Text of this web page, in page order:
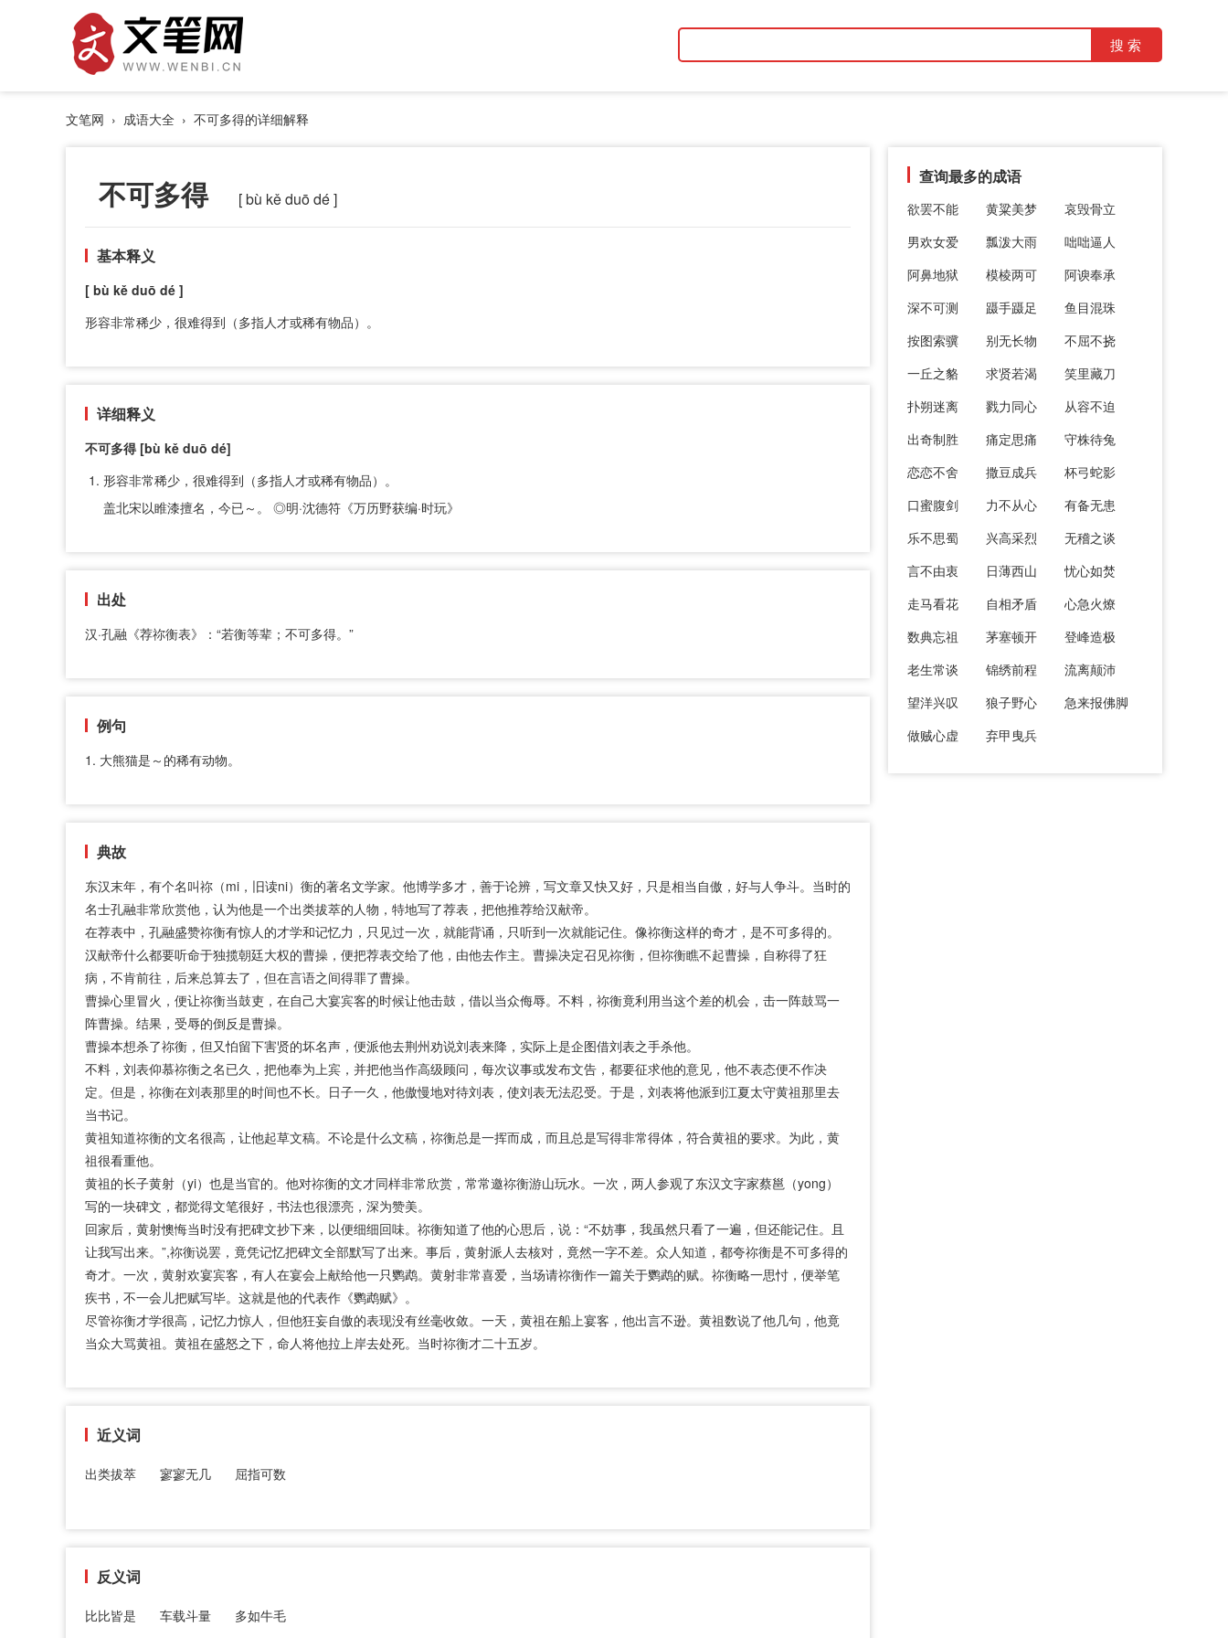
文笔网 › 成语大全 › 不可多得的详细解释
不可多得 [ bù kě duō dé ]
基本释义
[ bù kě duō dé ]
形容非常稀少，很难得到（多指人才或稀有物品）。
详细释义
不可多得 [bù kě duō dé]
形容非常稀少，很难得到（多指人才或稀有物品）。
盖北宋以睢漆擅名，今已～。 ◎明·沈德符《万历野获编·时玩》
出处
汉·孔融《荐祢衡表》：“若衡等辈；不可多得。”
例句
1. 大熊猫是～的稀有动物。
典故
东汉末年，有个名叫祢（mi，旧读ni）衡的著名文学家。他博学多才，善于论辨，写文章又快又好，只是相当自傲，好与人争斗。当时的
名士孔融非常欣赏他，认为他是一个出类拔萃的人物，特地写了荐表，把他推荐给汉献帝。
在荐表中，孔融盛赞祢衡有惊人的才学和记忆力，只见过一次，就能背诵，只听到一次就能记住。像祢衡这样的奇才，是不可多得的。
汉献帝什么都要听命于独揽朝廷大权的曹操，便把荐表交给了他，由他去作主。曹操决定召见祢衡，但祢衡瞧不起曹操，自称得了狂
病，不肯前往，后来总算去了，但在言语之间得罪了曹操。
曹操心里冒火，便让祢衡当鼓吏，在自己大宴宾客的时候让他击鼓，借以当众侮辱。不料，祢衡竟利用当这个差的机会，击一阵鼓骂一
阵曹操。结果，受辱的倒反是曹操。
曹操本想杀了祢衡，但又怕留下害贤的坏名声，便派他去荆州劝说刘表来降，实际上是企图借刘表之手杀他。
不料，刘表仰慕祢衡之名已久，把他奉为上宾，并把他当作高级顾问，每次议事或发布文告，都要征求他的意见，他不表态便不作决
定。但是，祢衡在刘表那里的时间也不长。日子一久，他傲慢地对待刘表，使刘表无法忍受。于是，刘表将他派到江夏太守黄祖那里去
当书记。
黄祖知道祢衡的文名很高，让他起草文稿。不论是什么文稿，祢衡总是一挥而成，而且总是写得非常得体，符合黄祖的要求。为此，黄
祖很看重他。
黄祖的长子黄射（yi）也是当官的。他对祢衡的文才同样非常欣赏，常常邀祢衡游山玩水。一次，两人参观了东汉文字家蔡邕（yong）
写的一块碑文，都觉得文笔很好，书法也很漂亮，深为赞美。
回家后，黄射懊悔当时没有把碑文抄下来，以便细细回味。祢衡知道了他的心思后，说：“不妨事，我虽然只看了一遍，但还能记住。且
让我写出来。”,祢衡说罢，竟凭记忆把碑文全部默写了出来。事后，黄射派人去核对，竟然一字不差。众人知道，都夸祢衡是不可多得的
奇才。一次，黄射欢宴宾客，有人在宴会上献给他一只鹦鹉。黄射非常喜爱，当场请祢衡作一篇关于鹦鹉的赋。祢衡略一思忖，便举笔
疾书，不一会儿把赋写毕。这就是他的代表作《鹦鹉赋》。
尽管祢衡才学很高，记忆力惊人，但他狂妄自傲的表现没有丝毫收敛。一天，黄祖在船上宴客，他出言不逊。黄祖数说了他几句，他竟
当众大骂黄祖。黄祖在盛怒之下，命人将他拉上岸去处死。当时祢衡才二十五岁。
近义词
出类拔萃 寥寥无几 屈指可数
反义词
比比皆是 车载斗量 多如牛毛
查询最多的成语
欲罢不能 黄粱美梦
哀毁骨立
男欢女爱
瓢泼大雨
咄咄逼人
阿鼻地狱
模棱两可
阿谀奉承
深不可测
蹑手蹑足
鱼目混珠
按图索骥
别无长物
不屈不挠
一丘之貉
求贤若渴
笑里藏刀
扑朔迷离
戮力同心
从容不迫
出奇制胜
痛定思痛
守株待兔
恋恋不舍
撒豆成兵
杯弓蛇影
口蜜腹剑
力不从心
有备无患
乐不思蜀
兴高采烈
无稽之谈
言不由衷
日薄西山
忧心如焚
走马看花
自相矛盾
心急火燎
数典忘祖
茅塞顿开
登峰造极
老生常谈
锦绣前程
流离颠沛
望洋兴叹
狼子野心
急来报佛脚
做贼心虚
弃甲曳兵